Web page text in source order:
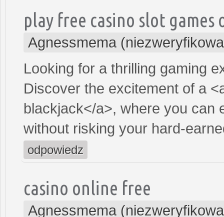
play free casino slot games
Agnessmema
Looking for a thrilling gaming
Discover the excitement of a
blackjack</a>, where you can
without risking your hard-
odpowiedz
casino online free
Agnessmema